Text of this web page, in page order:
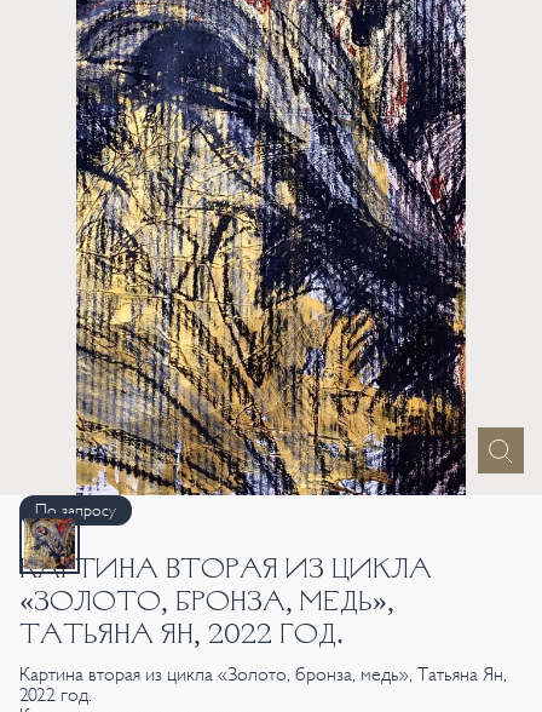
По запросу
КАРТИНА ВТОРАЯ ИЗ ЦИКЛА
«ЗОЛОТО, БРОНЗА, МЕДЬ»,
ТАТЬЯНА ЯН, 2022 ГОД.
Картина вторая из цикла «Золото, бронза, медь», Татьяна Ян,
2022 год.